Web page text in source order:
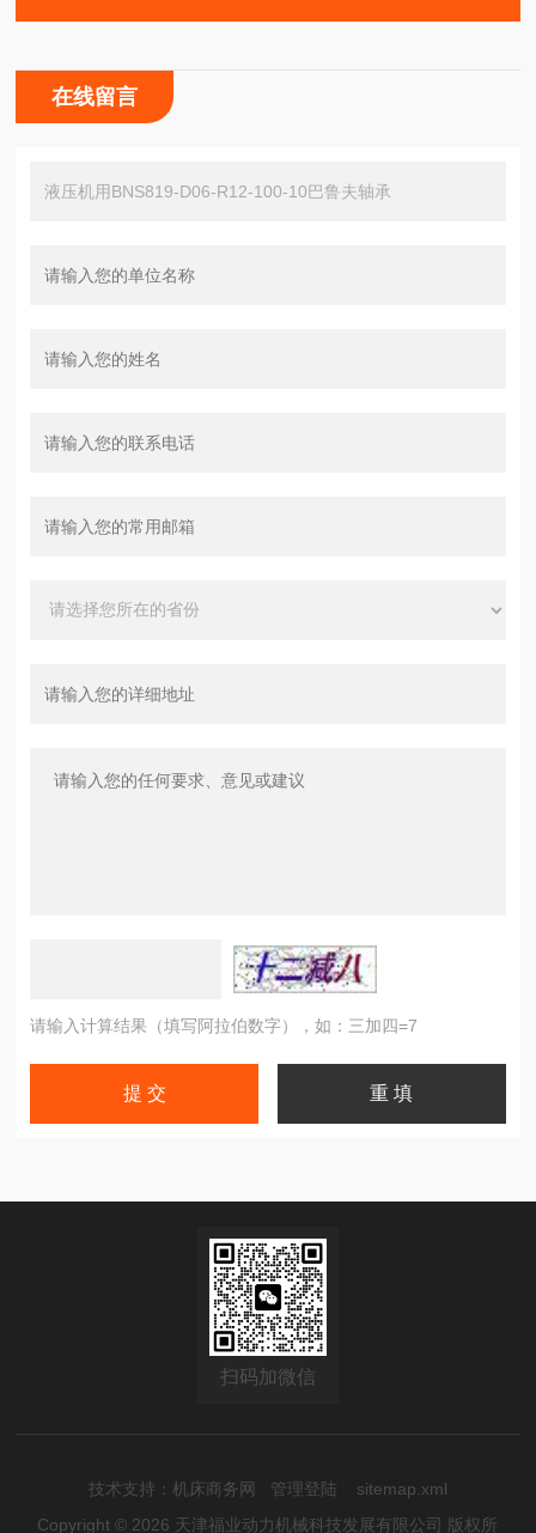
在线留言
请输入计算结果（填写阿拉伯数字），如：三加四=7
扫码加微信
技术支持： 机床商务网 管理登陆
sitemap.xml
Copyright © 2026 天津福业动力机械科技发展有限公司 版权所